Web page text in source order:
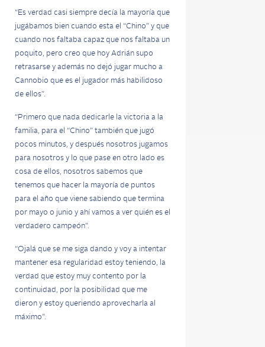
“Es verdad casi siempre decía la mayoría que
jugábamos bien cuando esta el “Chino” y que
cuando nos faltaba capaz que nos faltaba un
poquito, pero creo que hoy Adrián supo
retrasarse y además no dejó jugar mucho a
Cannobio que es el jugador más habilidoso
de ellos”.
“Primero que nada dedicarle la victoria a la
familia, para el “Chino” también que jugó
pocos minutos, y después nosotros jugamos
para nosotros y lo que pase en otro lado es
cosa de ellos, nosotros sabemos que
tenemos que hacer la mayoría de puntos
para el año que viene sabiendo que termina
por mayo o junio y ahí vamos a ver quién es el
verdadero campeón”.
“Ojalá que se me siga dando y voy a intentar
mantener esa regularidad estoy teniendo, la
verdad que estoy muy contento por la
continuidad, por la posibilidad que me
dieron y estoy queriendo aprovecharla al
máximo”.